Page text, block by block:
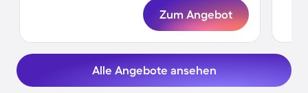
Zum Angebot
Alle Angebote ansehen